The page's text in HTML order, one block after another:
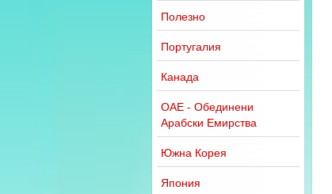
Полезно
Португалия
Канада
ОАЕ - Обединени
Арабски Емирства
Южна Корея
Япония